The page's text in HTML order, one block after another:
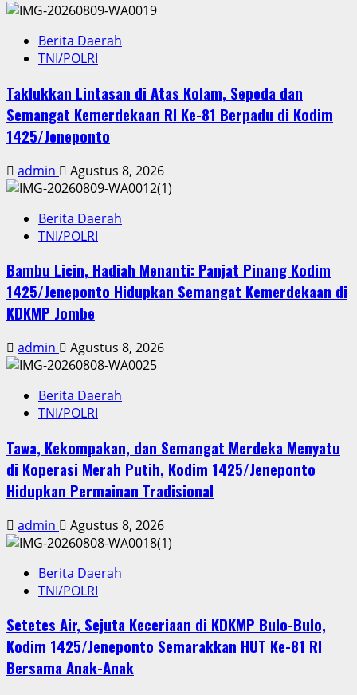
Berita Daerah
TNI/POLRI
Taklukkan Lintasan di Atas Kolam, Sepeda dan
Semangat Kemerdekaan RI Ke-81 Berpadu di Kodim
1425/Jeneponto
admin Agustus 8, 2026
Berita Daerah
TNI/POLRI
Bambu Licin, Hadiah Menanti: Panjat Pinang Kodim
1425/Jeneponto Hidupkan Semangat Kemerdekaan di
KDKMP Jombe
admin Agustus 8, 2026
Berita Daerah
TNI/POLRI
Tawa, Kekompakan, dan Semangat Merdeka Menyatu
di Koperasi Merah Putih, Kodim 1425/Jeneponto
Hidupkan Permainan Tradisional
admin Agustus 8, 2026
Berita Daerah
TNI/POLRI
Setetes Air, Sejuta Keceriaan di KDKMP Bulo-Bulo,
Kodim 1425/Jeneponto Semarakkan HUT Ke-81 RI
Bersama Anak-Anak